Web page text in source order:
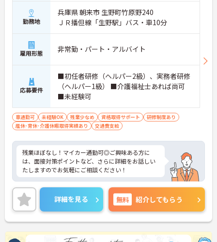
勤務地
兵庫県 朝来市 生野町竹原野240
ＪＲ播但線「生野駅」バス・車10分
雇用形態 非常勤・パート・アルバイト
応募要件
■初任者研修（ヘルパー2級）、実務者研修
（ヘルパー1級） ■介護福祉士あれば尚可
■未経験可
車通勤可 未経験OK 残業少なめ 資格取得サポート
研修制度あり
産休･育休･介護休暇取得実績あり
交通費支給
残業ほぼなし！マイカー通勤可◎ご興味ある方に
は、面接対策ポイントなど、さらに詳細をお話しい
たしますのでお気軽にご相談ください！
詳細を見る 無料 紹介してもらう